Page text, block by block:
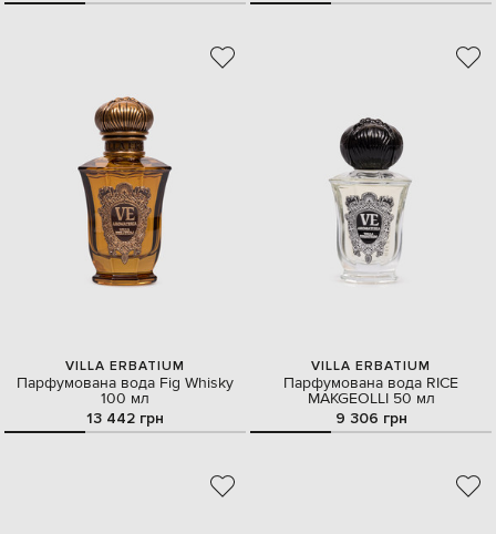
VILLA ERBATIUM
Парфумована вода Fig Whisky
100 мл
13 442 грн
VILLA ERBATIUM
Парфумована вода RICE
MAKGEOLLI 50 мл
9 306 грн